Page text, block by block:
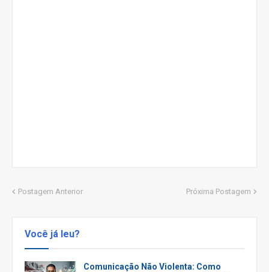
Postagem Anterior Próxima Postagem
Você já leu?
Comunicação Não Violenta: Como